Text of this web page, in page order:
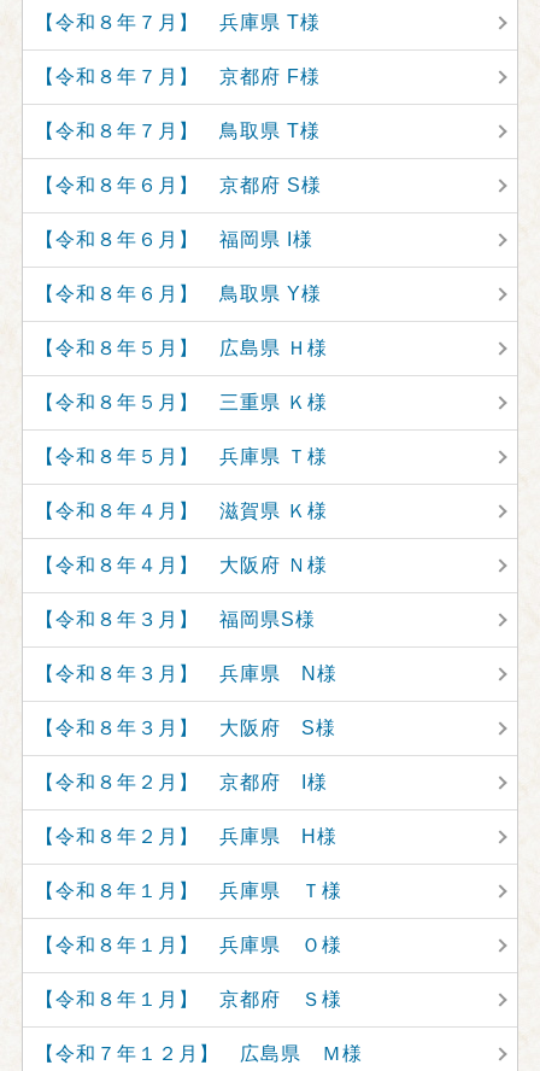
【令和８年７月】 兵庫県 T様
【令和８年７月】 京都府 F様
【令和８年７月】 鳥取県 T様
【令和８年６月】 京都府 S様
【令和８年６月】 福岡県 I様
【令和８年６月】 鳥取県 Y様
【令和８年５月】 広島県 Ｈ様
【令和８年５月】 三重県 Ｋ様
【令和８年５月】 兵庫県 Ｔ様
【令和８年４月】 滋賀県 Ｋ様
【令和８年４月】 大阪府 Ｎ様
【令和８年３月】 福岡県S様
【令和８年３月】 兵庫県 N様
【令和８年３月】 大阪府 S様
【令和８年２月】 京都府 I様
【令和８年２月】 兵庫県 H様
【令和８年１月】 兵庫県 Ｔ様
【令和８年１月】 兵庫県 Ｏ様
【令和８年１月】 京都府 Ｓ様
【令和７年１２月】 広島県 Ｍ様